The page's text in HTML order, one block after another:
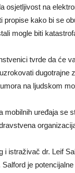
osjetljivost na
propise kako bi se
mogle biti
tvrde da će
dugotrajne
na ljudskom
mobilnih uređaja se
i istraživač dr. Leif
je